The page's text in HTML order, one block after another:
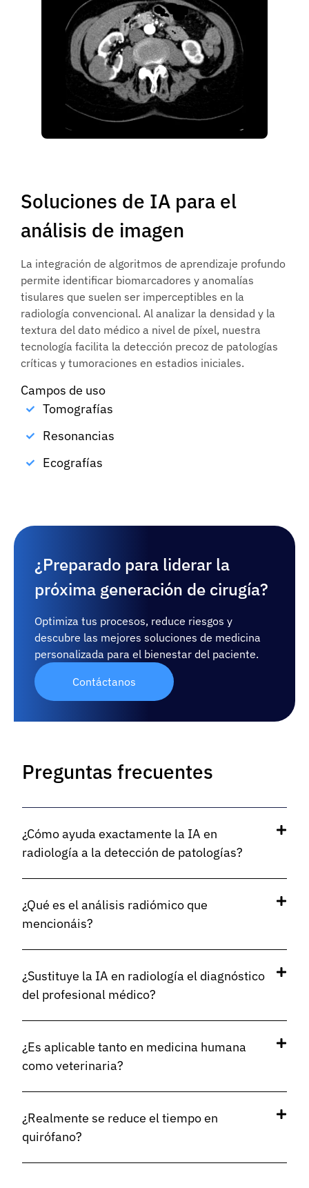
Soluciones de IA para el
análisis de imagen
La integración de algoritmos de aprendizaje profundo
permite identificar biomarcadores y anomalías
tisulares que suelen ser imperceptibles en la
radiología convencional. Al analizar la densidad y la
textura del dato médico a nivel de píxel, nuestra
tecnología facilita la detección precoz de patologías
críticas y tumoraciones en estadios iniciales.
Campos de uso
Tomografías
Resonancias
Ecografías
¿Preparado para liderar la
próxima generación de cirugía?
Optimiza tus procesos, reduce riesgos y
descubre las mejores soluciones de medicina
personalizada para el bienestar del paciente.
Contáctanos
Preguntas frecuentes
¿Cómo ayuda exactamente la IA en
radiología a la detección de patologías?
¿Qué es el análisis radiómico que
mencionáis?
¿Sustituye la IA en radiología el diagnóstico
del profesional médico?
¿Es aplicable tanto en medicina humana
como veterinaria?
¿Realmente se reduce el tiempo en
quirófano?